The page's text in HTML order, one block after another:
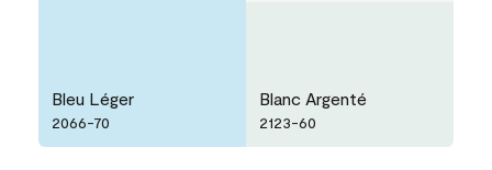
Bleu Léger
2066-70
Blanc Argenté
2123-60